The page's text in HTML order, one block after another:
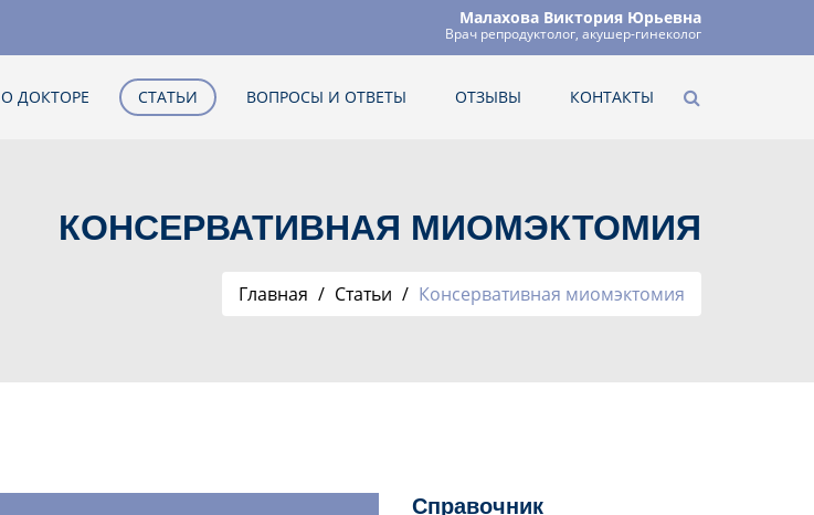
Малахова Виктория Юрьевна
Врач репродуктолог, акушер-гинеколог
О ДОКТОРЕ СТАТЬИ ВОПРОСЫ И ОТВЕТЫ ОТЗЫВЫ КОНТАКТЫ
КОНСЕРВАТИВНАЯ МИОМЭКТОМИЯ
Главная Статьи Консервативная миомэктомия
Справочник